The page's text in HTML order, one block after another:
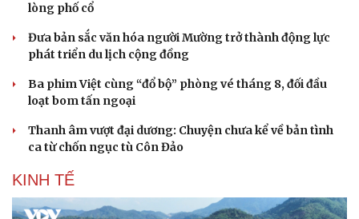
lòng phố cổ
Đưa bản sắc văn hóa người Mường trở thành động lực
phát triển du lịch cộng đồng
Ba phim Việt cùng “đổ bộ” phòng vé tháng 8, đối đầu
loạt bom tấn ngoại
Thanh âm vượt đại dương: Chuyện chưa kể về bản tình
ca từ chốn ngục tù Côn Đảo
KINH TẾ